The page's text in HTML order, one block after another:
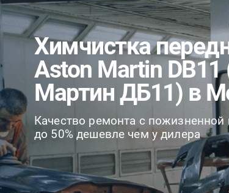
Химчистка
Aston Martin DB11
Мартин ДБ11) в
Качество ремонта с пожизненной
до 50% дешевле чем у дилера